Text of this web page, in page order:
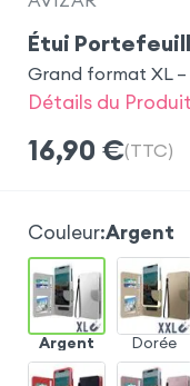
Étui
Grand format XL
Détails du
16,90 €(TTC)
Couleur:Argent
Argent Dorée